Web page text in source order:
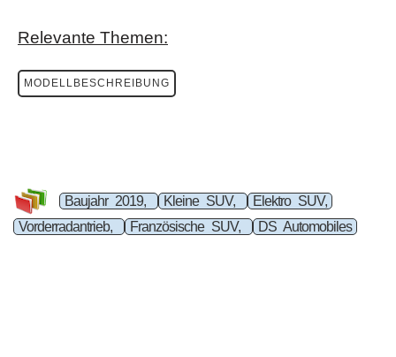
Relevante Themen:
MODELLBESCHREIBUNG
Baujahr 2019, Kleine SUV,
Elektro SUV,
Vorderradantrieb,
Französische SUV, DS Automobiles